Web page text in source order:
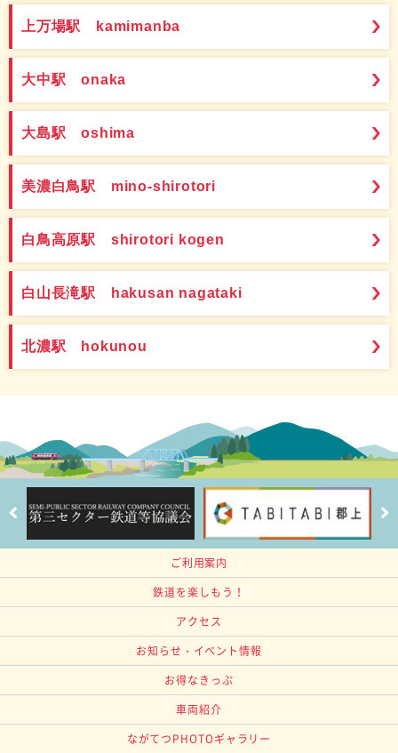
上万場駅 kamimanba
大中駅 onaka
大島駅 oshima
美濃白鳥駅 mino-shirotori
白鳥高原駅 shirotori kogen
白山長滝駅 hakusan nagataki
北濃駅 hokunou
ご利用案内
鉄道を楽しもう！
アクセス
お知らせ・イベント情報
お得なきっぷ
車両紹介
ながてつPHOTOギャラリー